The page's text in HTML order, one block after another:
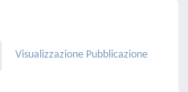
Visualizzazione Pubblicazione